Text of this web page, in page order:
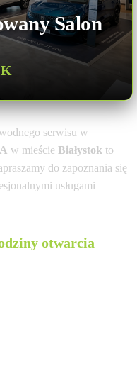
Salon
serwisu w
w mieście Białystok to
do zapoznania się
usługami
otwarcia